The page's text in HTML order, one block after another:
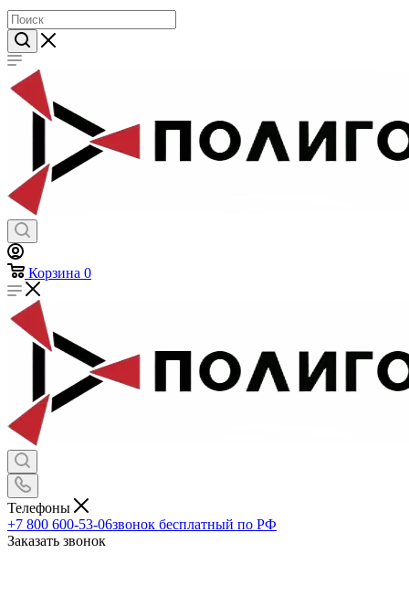
Корзина 0
Телефоны
+7 800 600-53-06звонок бесплатный по РФ
Заказать звонок